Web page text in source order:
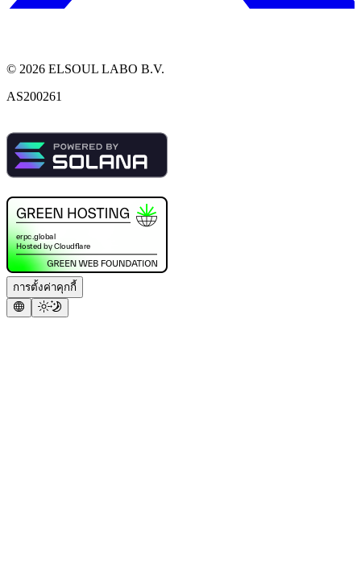
© 2026 ELSOUL LABO B.V.
AS200261
การตั้งค่าคุกกี้